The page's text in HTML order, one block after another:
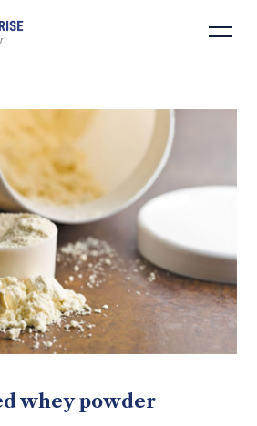
whey powder